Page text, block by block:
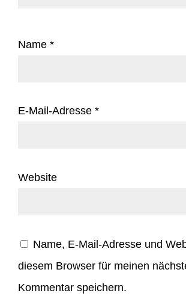
Name *
E-Mail-Adresse *
Website
Name, E-Mail-Adresse und
diesem Browser für meinen
Kommentar speichern.